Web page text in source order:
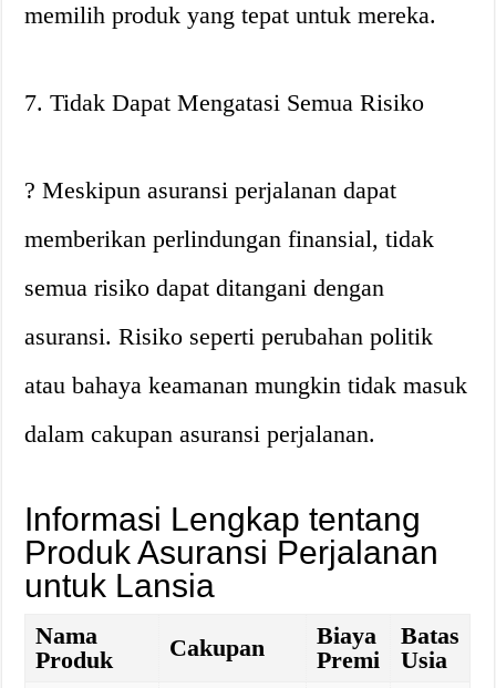
memilih produk yang tepat untuk mereka.
7. Tidak Dapat Mengatasi Semua Risiko
? Meskipun asuransi perjalanan dapat
memberikan perlindungan finansial, tidak
semua risiko dapat ditangani dengan
asuransi. Risiko seperti perubahan politik
atau bahaya keamanan mungkin tidak masuk
dalam cakupan asuransi perjalanan.
Informasi Lengkap tentang
Produk Asuransi Perjalanan
untuk Lansia
Nama
Produk
Cakupan
Biaya
Premi
Batas
Usia